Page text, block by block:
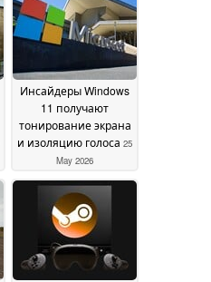
Инсайдеры Windows
11 получают
тонирование экрана
и изоляцию голоса 25
May 2026